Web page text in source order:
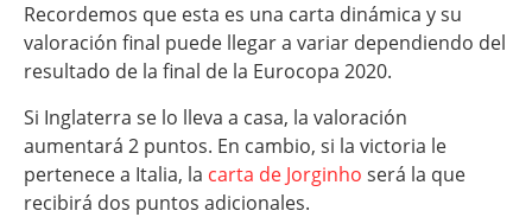
Recordemos que esta es una carta dinámica y su
valoración final puede llegar a variar dependiendo del
resultado de la final de la Eurocopa 2020.
Si Inglaterra se lo lleva a casa, la valoración
aumentará 2 puntos. En cambio, si la victoria le
pertenece a Italia, la carta de Jorginho será la que
recibirá dos puntos adicionales.